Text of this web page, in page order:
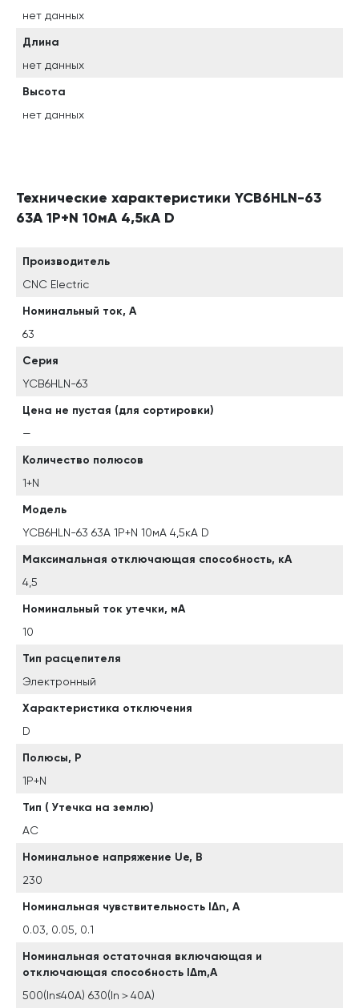
нет данных
Длина
нет данных
Высота
нет данных
Технические характеристики YCB6HLN-63
63А 1P+N 10мА 4,5кА D
Производитель
CNC Electric
Номинальный ток, А
63
Серия
YCB6HLN-63
Цена не пустая (для сортировки)
—
Количество полюсов
1+N
Модель
YCB6HLN-63 63А 1P+N 10мА 4,5кА D
Максимальная отключающая способность, кА
4,5
Номинальный ток утечки, мА
10
Тип расцепителя
Электронный
Характеристика отключения
D
Полюсы, P
1P+N
Тип ( Утечка на землю)
AC
Номинальное напряжение Ue, В
230
Номинальная чувствительность lΔn, А
0.03, 0.05, 0.1
Номинальная остаточная включающая и
отключающая способность lΔm,А
500(In≤40A) 630(In＞40A)